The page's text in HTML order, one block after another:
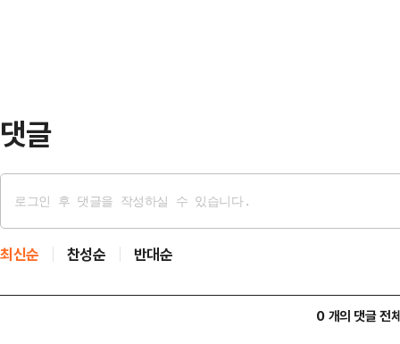
댓글
최신순 찬성순 반대순
0 개의 댓글 전